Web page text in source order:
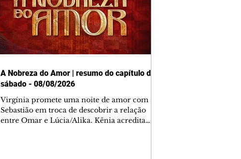
A Nobreza do Amor | resumo do capítulo de
sábado - 08/08/2026
Virgínia promete uma noite de amor com
Sebastião em troca de descobrir a relação
entre Omar e Lúcia/Alika. Kênia acredita